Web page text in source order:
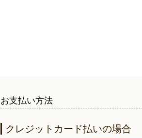
お支払い方法
クレジットカード払いの場合